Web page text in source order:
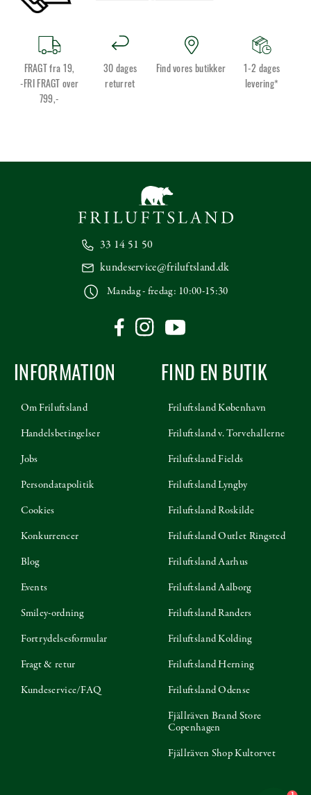
FRAGT fra 19,
-FRI FRAGT over
799,-
30 dages
returret
Find vores butikker
1-2 dages
levering*
33 14 51 50
kundeservice@friluftsland.dk
Mandag - fredag: 10:00-15:30
INFORMATION
Om Friluftsland
Handelsbetingelser
Jobs
Persondatapolitik
Cookies
Konkurrencer
Blog
Events
Smiley-ordning
Fortrydelsesformular
Fragt & retur
Kundeservice/FAQ
FIND EN BUTIK
Friluftsland København
Friluftsland v. Torvehallerne
Friluftsland Fields
Friluftsland Lyngby
Friluftsland Roskilde
Friluftsland Outlet Ringsted
Friluftsland Aarhus
Friluftsland Aalborg
Friluftsland Randers
Friluftsland Kolding
Friluftsland Herning
Friluftsland Odense
Fjällräven Brand Store
Copenhagen
Fjällräven Shop Kultorvet